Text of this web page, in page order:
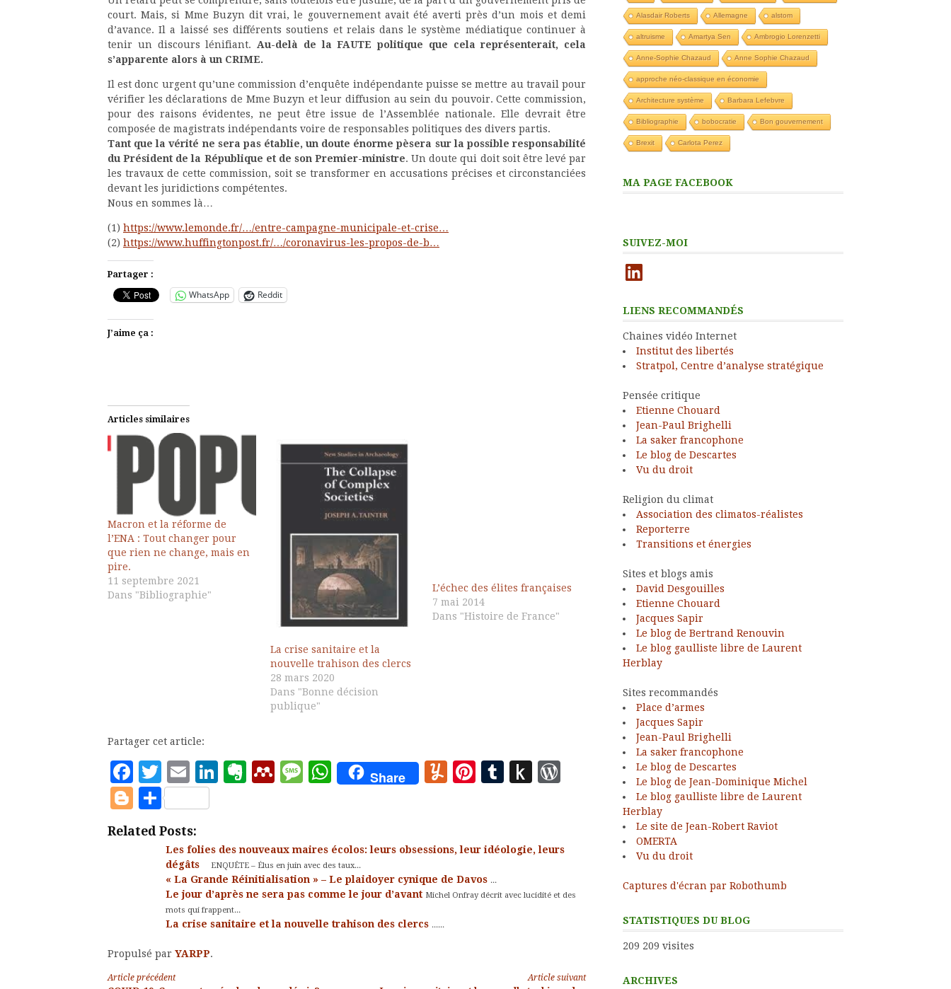
court. Mais, si Mme Buzyn dit vrai, le gouvernement avait été averti près d’un mois et demi
d’avance. Il a laissé ses différents soutiens et relais dans le système médiatique continuer à
tenir un discours lénifiant. Au-delà de la FAUTE politique que cela représenterait, cela
s’apparente alors à un CRIME.
Il est donc urgent qu’une commission d’enquête indépendante puisse se mettre au travail pour
vérifier les déclarations de Mme Buzyn et leur diffusion au sein du pouvoir. Cette commission,
pour des raisons évidentes, ne peut être issue de l’Assemblée nationale. Elle devrait être
composée de magistrats indépendants voire de responsables politiques des divers partis.
Tant que la vérité ne sera pas établie, un doute énorme pèsera sur la possible responsabilité
du Président de la République et de son Premier-ministre. Un doute qui doit soit être levé par
les travaux de cette commission, soit se transformer en accusations précises et circonstanciées
devant les juridictions compétentes.
Nous en sommes là…
(1) https://www.lemonde.fr/…/entre-campagne-municipale-et-crise…
(2) https://www.huffingtonpost.fr/…/coronavirus-les-propos-de-b…
Partager :
WhatsApp Reddit
J’aime ça :
Articles similaires
Macron et la réforme de
l’ENA : Tout changer pour
que rien ne change, mais en
pire.
11 septembre 2021
Dans "Bibliographie"
La crise sanitaire et la
nouvelle trahison des clercs
28 mars 2020
Dans "Bonne décision
publique"
L’échec des élites françaises
7 mai 2014
Dans "Histoire de France"
Partager cet article:
Facebook
Twitter
EmailLinkedIn
Evernote
Mendeley
Message
WhatsApp
Share Yummly
Pinterest
Tumblr
PushWordPress
Blogger
Partager
Related Posts:
Les folies des nouveaux maires écolos: leurs obsessions, leur idéologie, leurs
dégâts
ENQUÊTE – Élus en juin avec des taux...
« La Grande Réinitialisation » – Le plaidoyer cynique de Davos ...
Le jour d’après ne sera pas comme le jour d’avant Michel Onfray décrit avec lucidité et des
mots qui frappent...
La crise sanitaire et la nouvelle trahison des clercs ......
Propulsé par YARPP.
Lire
Article précédent Article suivant
Alasdair Roberts Allemagne alstom
altruisme Amartya Sen Ambrogio Lorenzetti
Anne-Sophie Chazaud Anne Sophie Chazaud
approche néo-classique en économie
Architecture système Barbara Lefebvre
Bibliographie bobocratie Bon gouvernement
Brexit Carlota Perez
MA PAGE FACEBOOK
SUIVEZ-MOI
LinkedIn
LIENS RECOMMANDÉS
Chaines vidéo Internet
Institut des libertés
Stratpol, Centre d’analyse stratégique
Pensée critique
Etienne Chouard
Jean-Paul Brighelli
La saker francophone
Le blog de Descartes
Vu du droit
Religion du climat
Association des climatos-réalistes
Reporterre
Transitions et énergies
Sites et blogs amis
David Desgouilles
Etienne Chouard
Jacques Sapir
Le blog de Bertrand Renouvin
Le blog gaulliste libre de Laurent
Herblay
Sites recommandés
Place d’armes
Jacques Sapir
Jean-Paul Brighelli
La saker francophone
Le blog de Descartes
Le blog de Jean-Dominique Michel
Le blog gaulliste libre de Laurent
Herblay
Le site de Jean-Robert Raviot
OMERTA
Vu du droit
Captures d'écran par Robothumb
STATISTIQUES DU BLOG
209 209 visites
ARCHIVES